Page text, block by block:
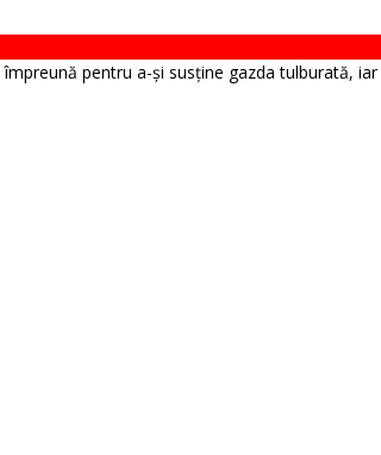
pentru a-și susține gazda tulburată, iar